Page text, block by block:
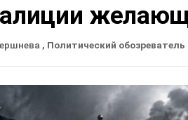
, Политический обозреватель